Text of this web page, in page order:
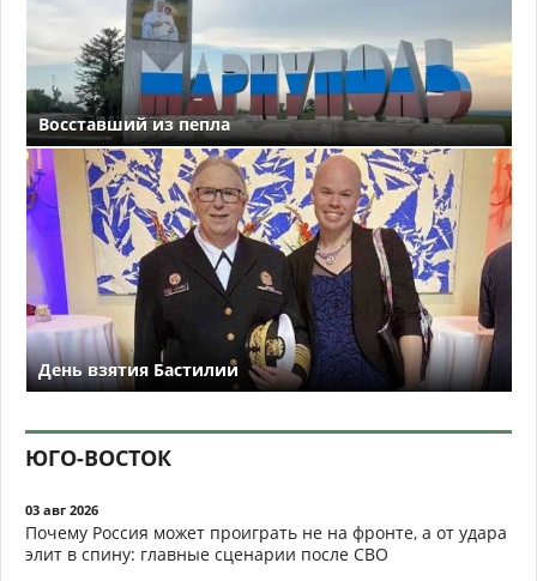
Восставший из пепла
День взятия Бастилии
ЮГО-ВОСТОК
03 авг 2026
Почему Россия может проиграть не на фронте, а от удара
элит в спину: главные сценарии после СВО